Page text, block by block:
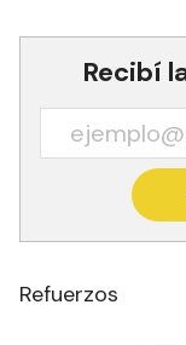
Recibí
Refuerzos